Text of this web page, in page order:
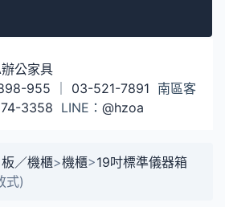
955 03-521-7891 南區客
3358 LINE： @hzoa
／機櫃>機櫃>19吋標準儀器箱
式)